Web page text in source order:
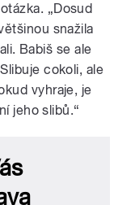
„Dosud
snažila
Babiš se ale
cokoli, ale
vyhraje, je
jeho slibů.“